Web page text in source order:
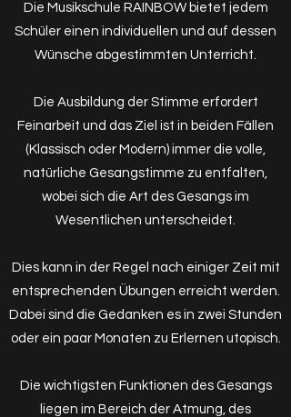
Die Musikschule RAINBOW bietet jedem
Schüler einen individuellen und auf dessen
Wünsche abgestimmten Unterricht.
Die Ausbildung der Stimme erfordert
Feinarbeit und das Ziel ist in beiden Fällen
(Klassisch oder Modern) immer die volle,
natürliche Gesangstimme zu entfalten,
wobei sich die Art des Gesangs im
Wesentlichen unterscheidet.
Dies kann in der Regel nach einiger Zeit mit
entsprechenden Übungen erreicht werden.
Dabei sind die Gedanken es in zwei Stunden
oder ein paar Monaten zu Erlernen utopisch.
Die wichtigsten Funktionen des Gesangs
liegen im Bereich der Atmung, des